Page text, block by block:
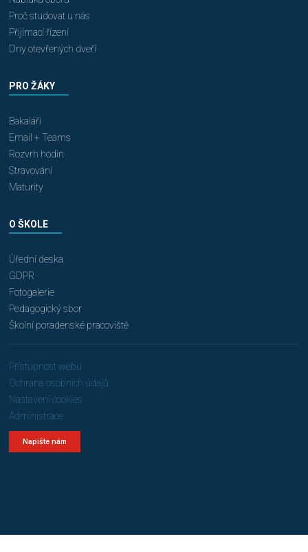
Proč studovat u nás
Přijímací řízení
Dny otevřených dveří
PRO ŽÁKY
Bakaláři
Email + Teams
Rozvrh hodin
Stravování
Maturity
O ŠKOLE
Úřední deska
GDPR
Fotogalerie
Pedagogický sbor
Školní poradenské pracoviště
Přístupnost webu
Ochrana osobních údajů
Nastavení cookies
Administrace
Napište nám